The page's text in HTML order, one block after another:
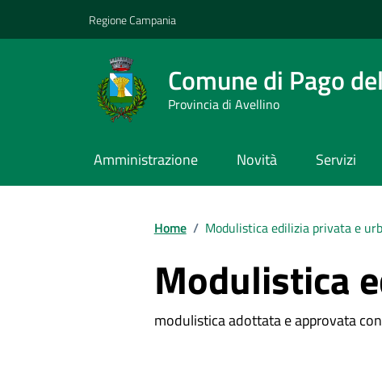
Regione Campania
Comune di Pago
Provincia di Avellino
Amministrazione Novità Servizi
Home / Modulistica edilizia privata e
Modulistica
modulistica adottata e approvata